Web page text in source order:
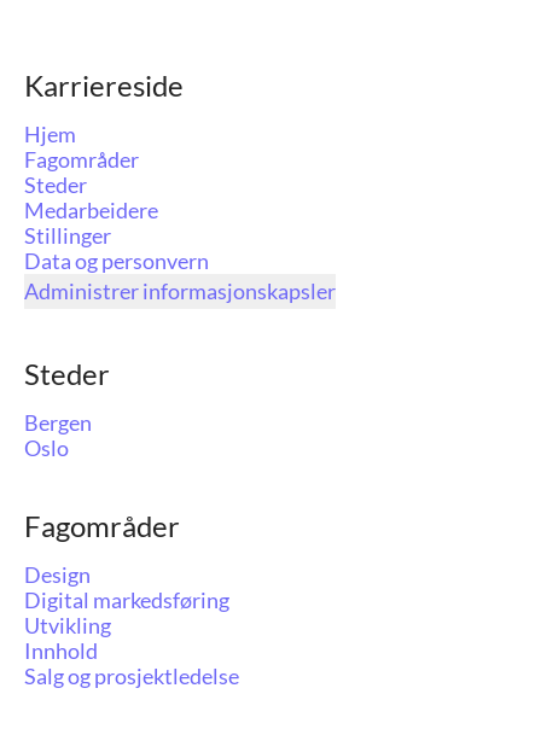
Karriereside
Hjem
Fagområder
Steder
Medarbeidere
Stillinger
Data og personvern
Administrer informasjonskapsler
Steder
Bergen
Oslo
Fagområder
Design
Digital markedsføring
Utvikling
Innhold
Salg og prosjektledelse